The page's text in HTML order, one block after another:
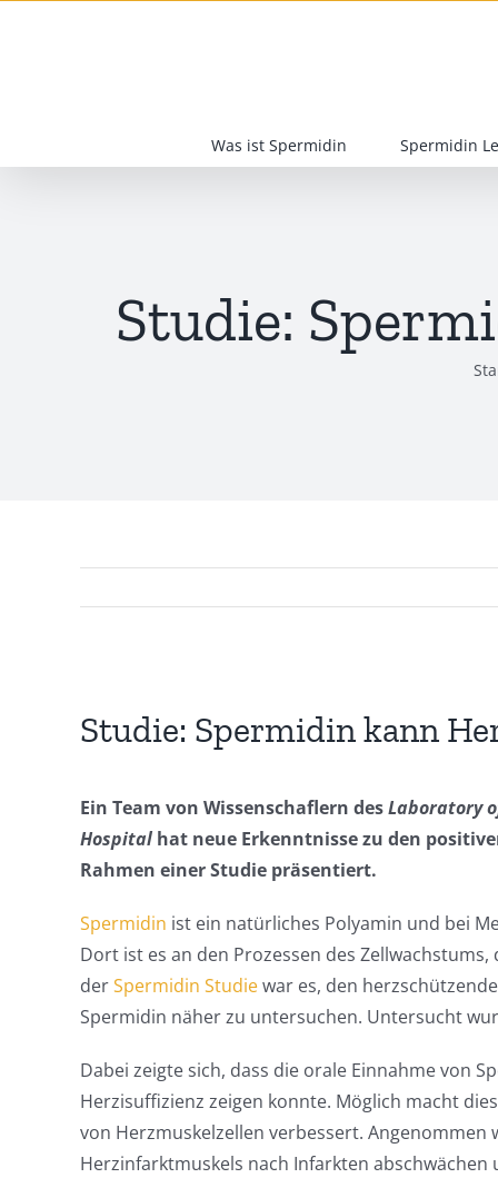
Was ist Spermidin Spermidin
Studie:
grösseres
Studie: Spermidin kann
Ein Team von Wissenschaflern desLaboratory
Hospital hat neue Erkenntnisse zu den
Rahmen einer Studie präsentiert.
Spermidin ist ein natürliches Polyamin und bei
Dort ist es an den Prozessen des
derSpermidin Studiewar es, den
Spermidin näher zu untersuchen. Untersucht
Dabei zeigte sich, dass die orale Einnahme von
Herzisuffizienz zeigen konnte. Möglich macht
von Herzmuskelzellen verbessert.
Herzinfarktmuskels nach Infarkten